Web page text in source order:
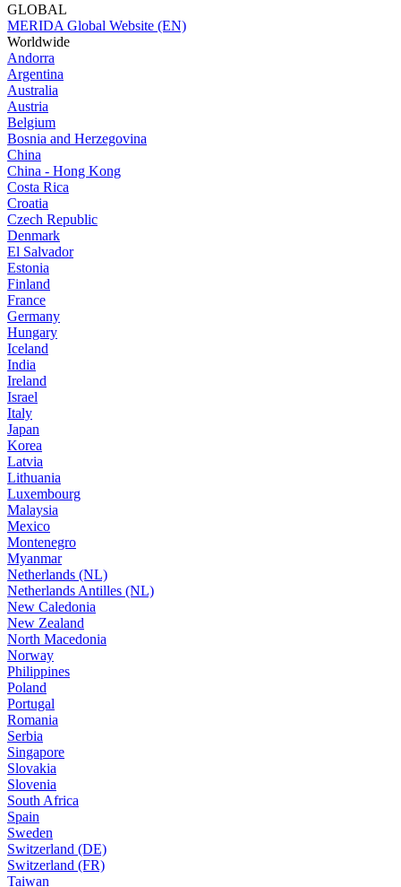
GLOBAL
MERIDA Global Website (EN)
Worldwide
Andorra
Argentina
Australia
Austria
Belgium
Bosnia and Herzegovina
China
China - Hong Kong
Costa Rica
Croatia
Czech Republic
Denmark
El Salvador
Estonia
Finland
France
Germany
Hungary
Iceland
India
Ireland
Israel
Italy
Japan
Korea
Latvia
Lithuania
Luxembourg
Malaysia
Mexico
Montenegro
Myanmar
Netherlands (NL)
Netherlands Antilles (NL)
New Caledonia
New Zealand
North Macedonia
Norway
Philippines
Poland
Portugal
Romania
Serbia
Singapore
Slovakia
Slovenia
South Africa
Spain
Sweden
Switzerland (DE)
Switzerland (FR)
Taiwan